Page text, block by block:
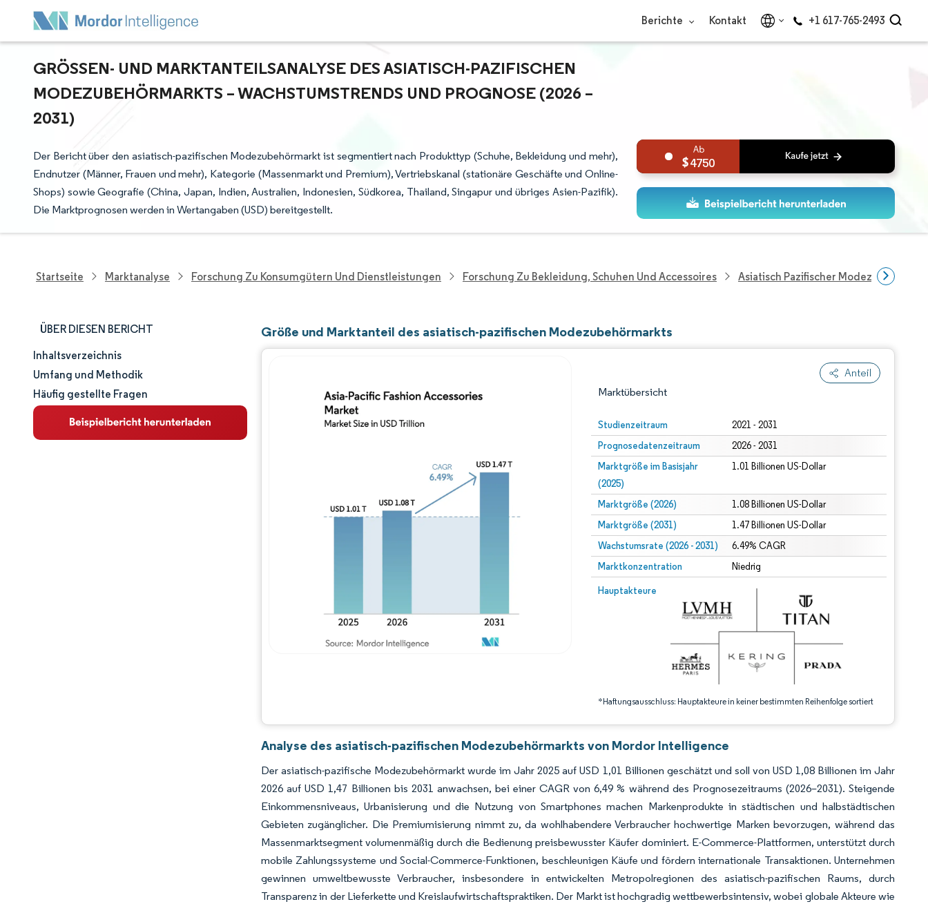
Berichte Kontakt +1 617-765-2493
GRÖSSEN- UND MARKTANTEILSANALYSE DES ASIATISCH-PAZIFISCHEN M
ODEZUBEHÖRMARKTS – WACHSTUMSTRENDS UND PROGNOSE (2026 – 2
031)
Der Bericht über den asiatisch-pazifischen Modezubehörmarkt ist segmentiert nach Produkttyp (Schuhe, Bekleidung und mehr),
Endnutzer (Männer, Frauen und mehr), Kategorie (Massenmarkt und Premium), Vertriebskanal (stationäre Geschäfte und Online-
Shops) sowie Geografie (China, Japan, Indien, Australien, Indonesien, Südkorea, Thailand, Singapur und übriges Asien-Pazifik).
Die Marktprognosen werden in Wertangaben (USD) bereitgestellt.
4750
Startseite Marktanalyse Forschung Zu Konsumgütern Und Dienstleistungen Forschung Zu Bekleidung, Schuhen Und Accessoires Asiatisch Pazifischer
ÜBER DIESEN BERICHT
Marktgröße und -anteil
Marktanalyse
Trends und Einblicke
Inhaltsverzeichnis
Umfang und Methodik
Häufig gestellte Fragen
Größe und Marktanteil des asiatisch-pazifischen Modezubehörmarkts
Anteil
Marktübersicht
Studienzeitraum 2021 - 2031
Prognosedatenzeitraum 2026 - 2031
Marktgröße im Basisjahr
(2025)
1.01 Billionen US-Dollar
Marktgröße (2026) 1.08 Billionen US-Dollar
Marktgröße (2031) 1.47 Billionen US-Dollar
Wachstumsrate (2026 - 2031) 6.49% CAGR
Marktkonzentration Niedrig
Hauptakteure
*Haftungsausschluss: Hauptakteure in keiner bestimmten Reihenfolge sortiert
Bild © Mordor Intelligence. Wiederverwendung erfordert Namensnennung gemäß CC BY 4.0.
Bild © Mordor Intelligence. Wiederverwendung erfordert Namensnennung gemäß CC BY 4.0.
Analyse des asiatisch-pazifischen Modezubehörmarkts von Mordor Intelligence
Der asiatisch-pazifische Modezubehörmarkt wurde im Jahr 2025 auf USD 1,01 Billionen geschätzt und soll von USD 1,08 Billionen im Jahr
2026 auf USD 1,47 Billionen bis 2031 anwachsen, bei einer CAGR von 6,49 % während des Prognosezeitraums (2026–2031). Steigende
Einkommensniveaus, Urbanisierung und die Nutzung von Smartphones machen Markenprodukte in städtischen und halbstädtischen
Gebieten zugänglicher. Die Premiumisierung nimmt zu, da wohlhabendere Verbraucher hochwertige Marken bevorzugen, während das
Massenmarktsegment volumenmäßig durch die Bedienung preisbewusster Käufer dominiert. E-Commerce-Plattformen, unterstützt durch
mobile Zahlungssysteme und Social-Commerce-Funktionen, beschleunigen Käufe und fördern internationale Transaktionen. Unternehmen
gewinnen umweltbewusste Verbraucher, insbesondere in entwickelten Metropolregionen des asiatisch-pazifischen Raums, durch
Transparenz in der Lieferkette und Kreislaufwirtschaftspraktiken. Der Markt ist hochgradig wettbewerbsintensiv, wobei globale Akteure wie